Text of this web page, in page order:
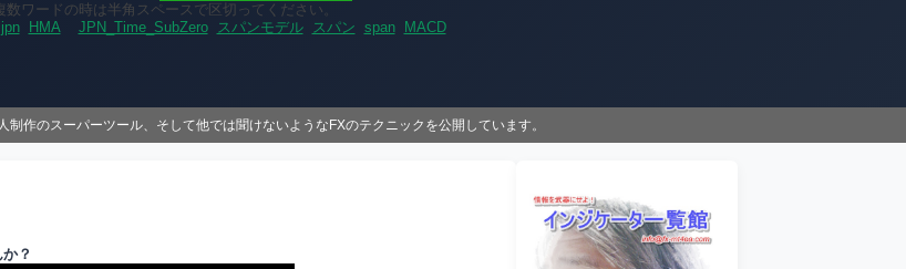
数ワードの時は半角スペースで区切ってください。
jpn HMA JPN_Time_SubZero スパンモデル スパン span MACD
作のスーパーツール、そして他では聞けないようなFXのテクニックを公開しています。
？